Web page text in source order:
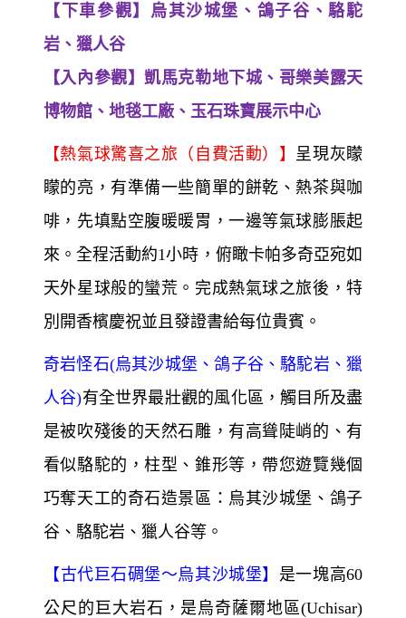
【下車參觀】烏其沙城堡、鴿子谷、駱駝
岩、獵人谷
【入內參觀】凱馬克勒地下城、哥樂美露天
博物館、地毯工廠、玉石珠寶展示中心
【熱氣球驚喜之旅（自費活動）】 呈現灰矇
矇的亮，有準備一些簡單的餅乾、熱茶與咖
啡，先填點空腹暖暖胃，一邊等氣球膨脹起
來。全程活動約1小時，俯瞰卡帕多奇亞宛如
天外星球般的蠻荒。完成熱氣球之旅後，特
別開香檳慶祝並且發證書給每位貴賓。
奇岩怪石(烏其沙城堡、鴿子谷、駱駝岩、獵
人谷)有全世界最壯觀的風化區，觸目所及盡
是被吹殘後的天然石雕，有高聳陡峭的、有
看似駱駝的，柱型、錐形等，帶您遊覽幾個
巧奪天工的奇石造景區：烏其沙城堡、鴿子
谷、駱駝岩、獵人谷等。
【古代巨石碉堡～烏其沙城堡】 是一塊高60
公尺的巨大岩石，是烏奇薩爾地區(Uchisar)